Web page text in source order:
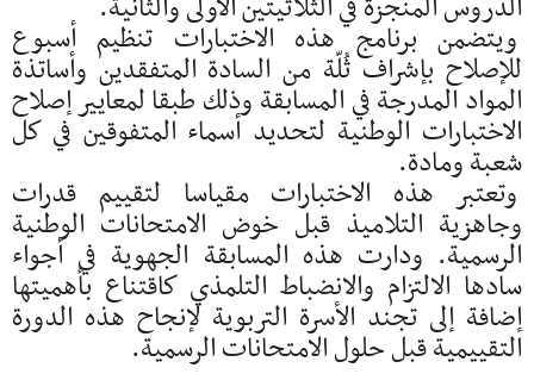
ويتضمن برنامج هذه الاختبارات تنظيم أسبوع
للإصلاح بإشراف ثُلّة من السادة المتفقدين وأساتذة
المواد المدرجة في المسابقة وذلك طبقا لمعايير إصلاح
الاختبارات الوطنية لتحديد أسماء المتفوقين في كل
شعبة ومادة.
وتعتبر هذه الاختبارات مقياسا لتقييم قدرات
وجاهزية التلاميذ قبل خوض الامتحانات الوطنية
الرسمية. ودارت هذه المسابقة الجهوية في أجواء
سادها الالتزام والانضباط التلمذي كاقتناع بأهميتها
إضافة إلى تجند الأسرة التربوية لإنجاح هذه الدورة
التقييمية قبل حلول الامتحانات الرسمية.